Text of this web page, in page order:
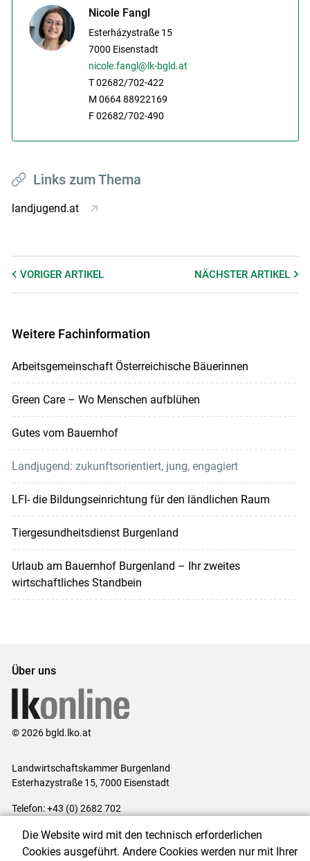
Nicole Fangl
Esterházystraße 15
7000 Eisenstadt
nicole.fangl@lk-bgld.at
T 02682/702-422
M 0664 88922169
F 02682/702-490
Links zum Thema
landjugend.at
VORIGER ARTIKEL NÄCHSTERARTIKEL
Weitere Fachinformation
Arbeitsgemeinschaft Österreichische Bäuerinnen
Green Care – Wo Menschen aufblühen
Gutes vom Bauernhof
Landjugend: zukunftsorientiert, jung, engagiert
LFI- die Bildungseinrichtung für den ländlichen Raum
Tiergesundheitsdienst Burgenland
Urlaub am Bauernhof Burgenland – Ihr zweites
wirtschaftliches Standbein
Über uns
© 2026 bgld.lko.at
Landwirtschaftskammer Burgenland
Esterhazystraße 15, 7000 Eisenstadt
Telefon: +43 (0) 2682 702
Impressum|Kontakt|Datenschutzerklärung|Barrierefreiheit|
Die Website wird mit den technisch erforderlichen
Cookies ausgeführt. Andere Cookies werden nur mit Ihrer